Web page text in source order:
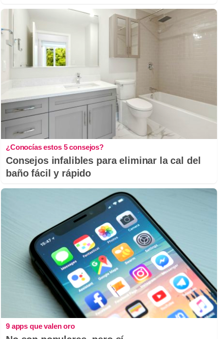
¿Conocías estos 5 consejos?
Consejos infalibles para eliminar la cal del
baño fácil y rápido
9 apps que valen oro